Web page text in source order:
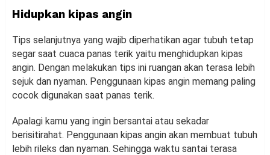
Hidupkan kipas angin
Tips selanjutnya yang wajib diperhatikan agar tubuh tetap
segar saat cuaca panas terik yaitu menghidupkan kipas
angin. Dengan melakukan tips ini ruangan akan terasa lebih
sejuk dan nyaman. Penggunaan kipas angin memang paling
cocok digunakan saat panas terik.
Apalagi kamu yang ingin bersantai atau sekadar
berisitirahat. Penggunaan kipas angin akan membuat tubuh
lebih rileks dan nyaman. Sehingga waktu santai terasa